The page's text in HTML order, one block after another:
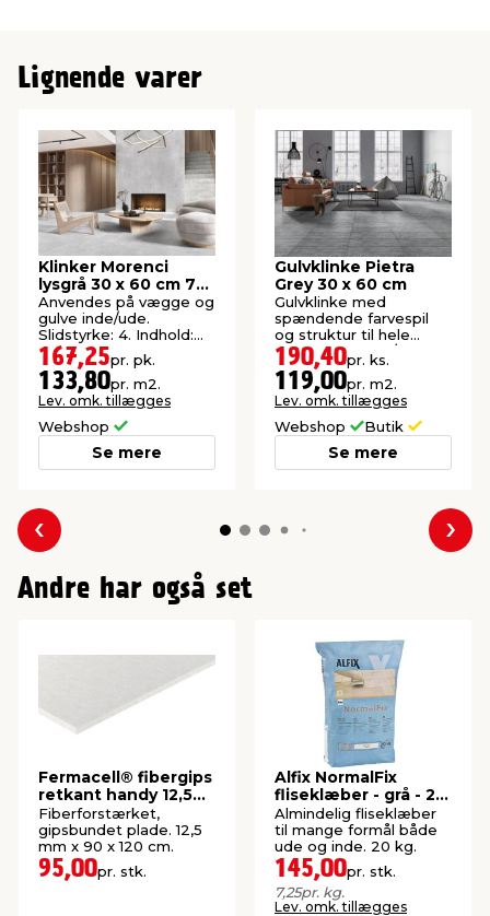
Lignende varer
Klinker Morenci
lysgrå 30 x 60 cm 7
stk.
Anvendes på vægge og
gulve inde/ude.
Slidstyrke: 4. Indhold:
1,25 m² pr. pk.
167,25pr. pk.
133,80pr. m2.
Lev. omk. tillægges
Webshop
Se mere
Gulvklinke Pietra
Grey 30 x 60 cm
Gulvklinke med
spændende farvespil
og struktur til hele
hjemmet. 1,6 m²/pk.
190,40pr. ks.
119,00pr. m2.
Lev. omk. tillægges
Webshop Butik
Se mere
Forrige
Andre har også set
Fermacell® fibergips
retkant handy 12,5
mm
Fiberforstærket,
gipsbundet plade. 12,5
mm x 90 x 120 cm.
95,00pr. stk.
Alfix NormalFix
fliseklæber - grå - 20
kg
Almindelig fliseklæber
til mange formål både
ude og inde. 20 kg.
145,00pr. stk.
7,25pr. kg.
Lev. omk. tillægges